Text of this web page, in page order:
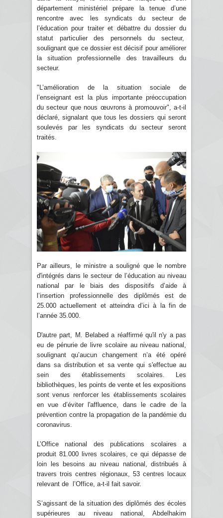
département ministériel prépare la tenue d’une
rencontre avec les syndicats du secteur de
l’éducation pour traiter et débattre du dossier du
statut particulier des personnels du secteur,
soulignant que ce dossier est décisif pour améliorer
la situation professionnelle des travailleurs du
secteur.
"L’amélioration de la situation sociale de
l’enseignant est la plus importante préoccupation
du secteur que nous œuvrons à promouvoir", a-t-il
déclaré, signalant que tous les dossiers qui seront
soulevés par les syndicats du secteur seront
traités.
Par ailleurs, le ministre a souligné que le nombre
d'intégrés dans le secteur de l’éducation au niveau
national par le biais des dispositifs d’aide à
l’insertion professionnelle des diplômés est de
25.000 actuellement et atteindra d’ici à la fin de
l’année 35.000.
D'autre part, M. Belabed a réaffirmé qu'il n'y a pas
eu de pénurie de livre scolaire au niveau national,
soulignant qu’aucun changement n’a été opéré
dans sa distribution et sa vente qui s'effectue au
sein des établissements scolaires. Les
bibliothèques, les points de vente et les expositions
sont venus renforcer les établissements scolaires
en vue d’éviter l'affluence, dans le cadre de la
prévention contre la propagation de la pandémie du
coronavirus.
L’Office national des publications scolaires a
produit 81.000 livres scolaires, ce qui dépasse de
loin les besoins au niveau national, distribués à
travers trois centres régionaux, 53 centres locaux
relevant de l’Office, a-t-il fait savoir.
S’agissant de la situation des diplômés des écoles
supérieures au niveau national, Abdelhakim